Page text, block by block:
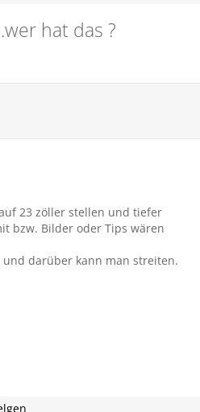
hat das ?
23 zöller stellen und tiefer
bzw. Bilder oder Tips wären
und darüber kann man streiten.